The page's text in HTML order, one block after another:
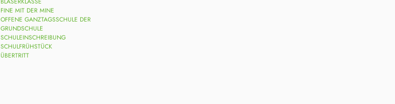
FINE MIT DER MINE
OFFENE GANZTAGSSCHULE DER
GRUNDSCHULE
SCHULEINSCHREIBUNG
SCHULFRÜHSTÜCK
ÜBERTRITT